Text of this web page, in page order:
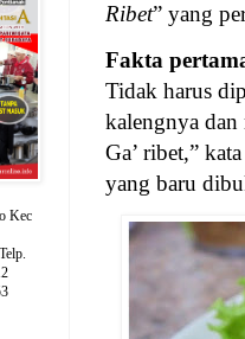
Ribet” yang
Fakta
Tidak harus
kalengnya dan
Ga’ ribet,”
yang baru
Kec